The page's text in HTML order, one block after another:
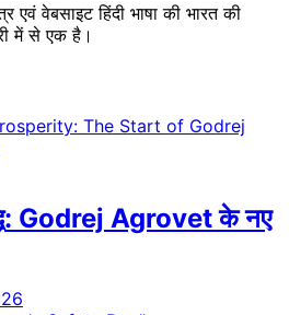
वेबसाइट हिंदी भाषा की भारत की
में से एक है।
Godrej Agrovet के नए